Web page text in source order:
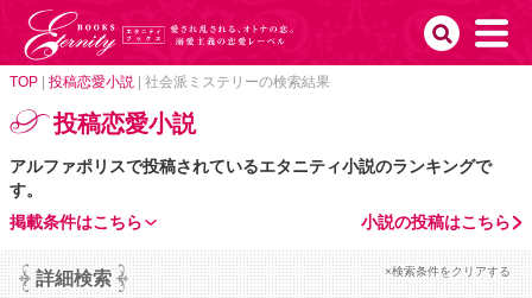
TOP 投稿恋愛小説 社会派ミステリーの検索結果
投稿恋愛小説
アルファポリスで投稿されているエタニティ小説のランキングで
す。
小説の投稿はこちら
掲載条件はこちら
詳細検索 ×検索条件をクリアする